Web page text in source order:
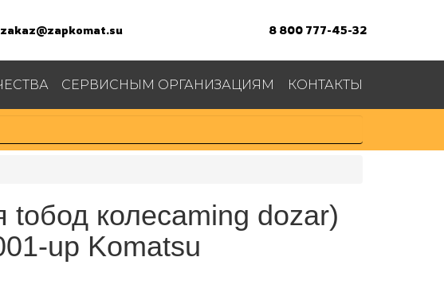
zakaz@zapkomat.su 8 800 777-45-32
СЕРВИСНЫМ ОРГАНИЗАЦИЯМ КОНТАКТЫ
колесаming dozar)
up Komatsu